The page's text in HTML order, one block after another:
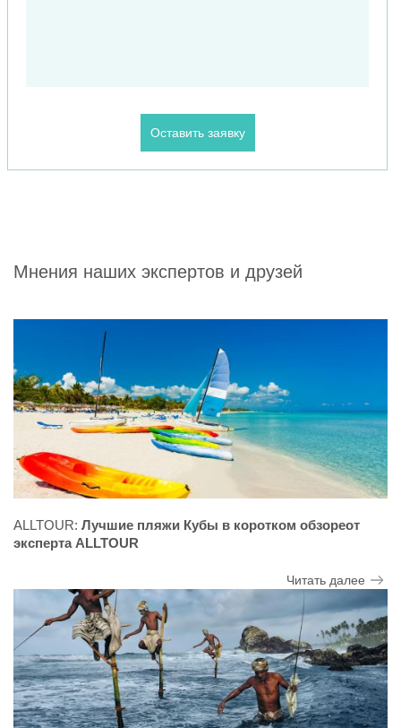
Мнения наших экспертов и друзей
ALLTOUR: Лучшие пляжи Кубы в коротком обзореот
эксперта ALLTOUR
Читать далее